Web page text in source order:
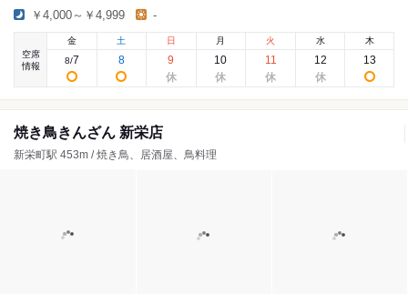
￥4,000～￥4,999 -
空席
情報
金
8/7
土
8
日
9
月
10
火
11
水
12
木
13
焼き鳥きんざん 新栄店
新栄町駅 453m / 焼き鳥、居酒屋、鳥料理